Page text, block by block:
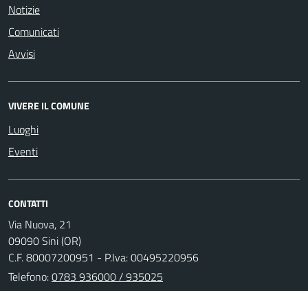
Notizie
Comunicati
Avvisi
VIVERE IL COMUNE
Luoghi
Eventi
CONTATTI
Via Nuova, 21
09090 Sini (OR)
C.F. 80007200951 - P.Iva: 00495220956
Telefono:0783 936000 / 935025